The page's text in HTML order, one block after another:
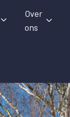
Over
ons